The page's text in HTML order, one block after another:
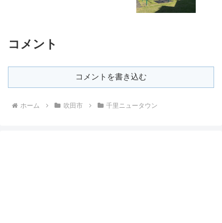
コメント
コメントを書き込む
ホーム 吹田市 千里ニュータウン